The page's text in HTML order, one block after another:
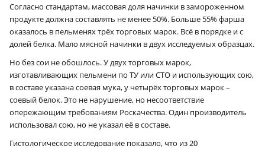
Согласно стандартам, массовая доля начинки в замороженном
продукте должна составлять не менее 50%. Больше 55% фарша
оказалось в пельменях трёх торговых марок. Всё в порядке и с
долей белка. Мало мясной начинки в двух исследуемых образцах.
Но без сои не обошлось. У двух торговых марок,
изготавливающих пельмени по ТУ или СТО и использующих сою,
в составе указана соевая мука, у четырёх торговых марок –
соевый белок. Это не нарушение, но несоответствие
опережающим требованиям Роскачества. Один производитель
использовал сою, но не указал её в составе.
Гистологическое исследование показало, что из 20